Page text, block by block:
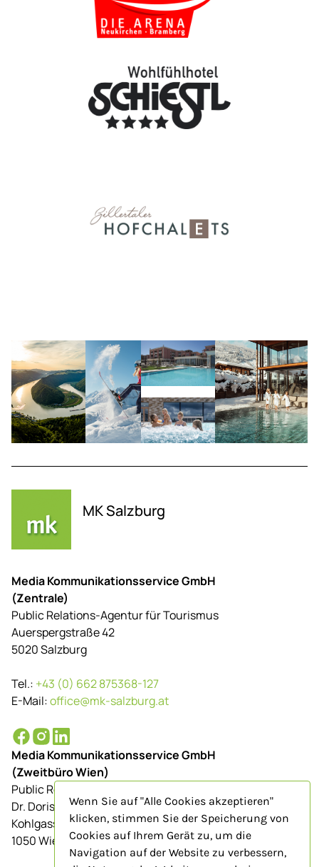
MK Salzburg
Media Kommunikationsservice GmbH
(Zentrale)
Public Relations-Agentur für Tourismus
Auerspergstraße 42
5020 Salzburg
Tel.: +43 (0) 662 875368-127
E-Mail:office@mk-salzburg.at
Media Kommunikationsservice GmbH
(Zweitbüro Wien)
Public Relations-Agentur für Tourismus
Dr. Doris Schenkenfelder
Kohlgasse 9/Top 23
1050 Wien
Wenn Sie auf "Alle Cookies akzeptieren"
klicken, stimmen Sie der Speicherung von
Cookies auf Ihrem Gerät zu, um die
Navigation auf der Website zu verbessern,